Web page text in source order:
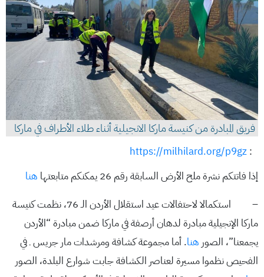
فريق المبادرة من كنيسة ماركا الانجيلية أثناء طلاء الأطراف في ماركا
:
https://milhilard.org/p9gz
إذا فاتتكم نشرة ملح الأرض السابقة رقم 26 يمكنكم متابعتها
هنا
– استكمالا لاحتفالات عيد استقلال الأردن الـ 76، نظمت كنيسة
ماركا الإنجيلية مبادرة لدهان أرصفة في ماركا ضمن مبادرة “الأردن
يجمعنا”، الصور هنا. أما مجموعة كشافة ومرشدات مار جريس ـ في
الفحيص نظموا مسيرة لعناصر الكشافة جابت شوارع البلدة، الصور